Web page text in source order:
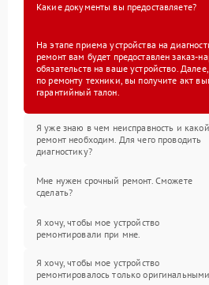
Какие документы вы предоставляете?
На этапе приема устройства на
ремонт вам будет предоставлен заказ-
обязательств на ваше устройство.
по ремонту техники, вы получите акт
гарантийный талон.
Я уже знаю в чем неисправность и какой
ремонт необходим. Для чего проводить
диагностику?
Мне нужен срочный ремонт. Сможете
сделать?
Я хочу, чтобы мое устройство
ремонтировали при мне.
Я хочу, чтобы мое устройство
ремонтировалось только оригинальными